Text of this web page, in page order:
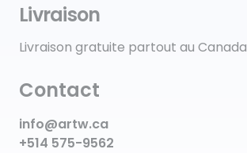
Livraison
Livraison gratuite partout au Canada
Contact
info@artw.ca
+514 575-9562